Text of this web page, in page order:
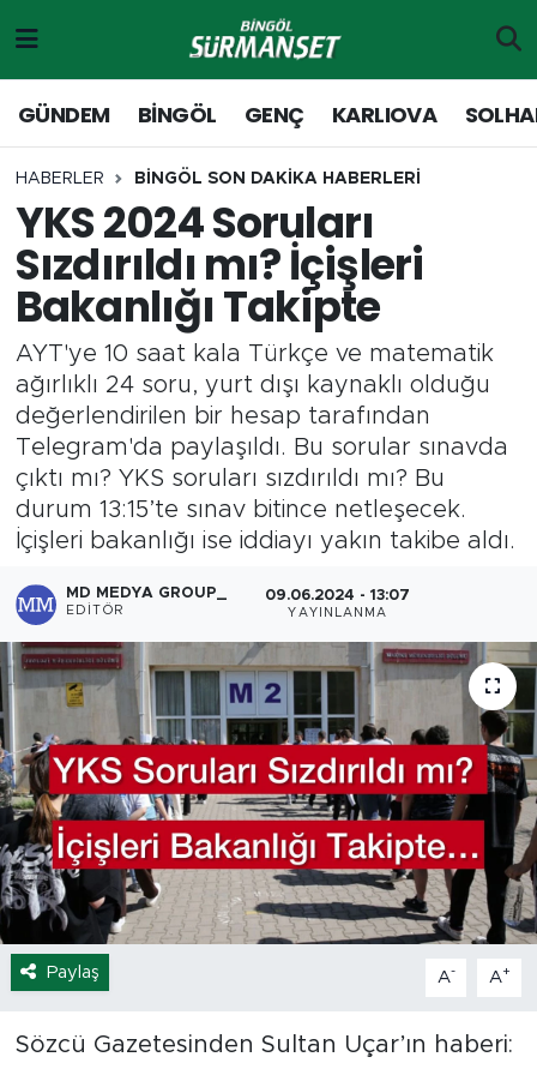
GÜNDEM BİNGÖL GENÇ KARLIOVA
HABERLER BİNGÖL SON DAKİKA HABERLERİ
YKS 2024 Soruları
Sızdırıldı mı? İçişleri
Bakanlığı Takipte
AYT'ye 10 saat kala Türkçe ve matematik
ağırlıklı 24 soru, yurt dışı kaynaklı olduğu
değerlendirilen bir hesap tarafından
Telegram'da paylaşıldı. Bu sorular sınavda
çıktı mı? YKS soruları sızdırıldı mı? Bu
durum 13:15’te sınav bitince netleşecek.
İçişleri bakanlığı ise iddiayı yakın takibe aldı.
MD MEDYA GROUP_
EDITÖR
09.06.2024 - 13:07
YAYINLANMA
Paylaş A- A+
Sözcü Gazetesinden Sultan Uçar’ın haberi:
Genç
Solhan
Karlıova
Adaklı-Kiğı
Yayladere-Yedisu
MD Prestij Dergisi
Siyaset
Yaşam
Sağlık
Eğitim
Ekonomi
Hava Durumu
Tavz Der
Merkez Hava Durumu
Merkez Trafik Yoğunluk Haritası
Süper Lig Puan Durumu ve Fikstür
Tüm Manşetler
Son Dakika Haberleri
Haber Arşivi